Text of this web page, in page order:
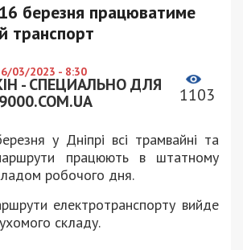
березня працюватиме
транспорт
03/2023 - 8:30
- СПЕЦИАЛЬНО ДЛЯ
1103
у Дніпрі всі трамвайні та
працюють в штатному
робочого дня.
електротранспорту вийде
складу.